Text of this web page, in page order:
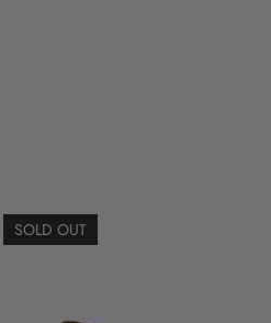
SOLD OUT